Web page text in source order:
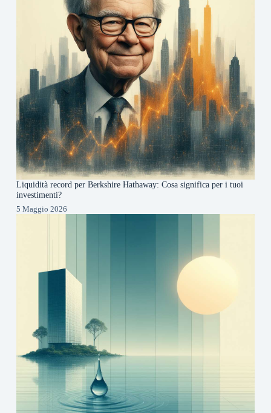
Liquidità record per Berkshire Hathaway: Cosa significa per i tuoi
investimenti?
5 Maggio 2026